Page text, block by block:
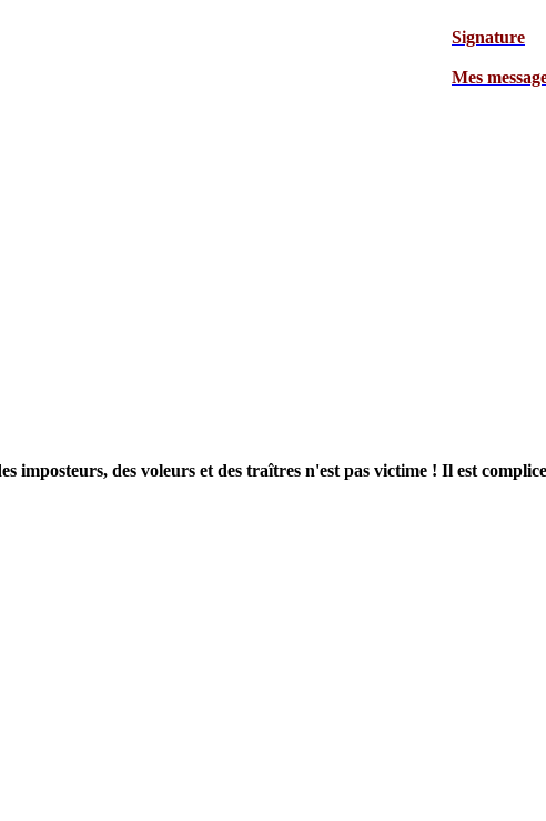
Signature
Mes messages
imposteurs, des voleurs et des traîtres n'est pas victime ! Il est